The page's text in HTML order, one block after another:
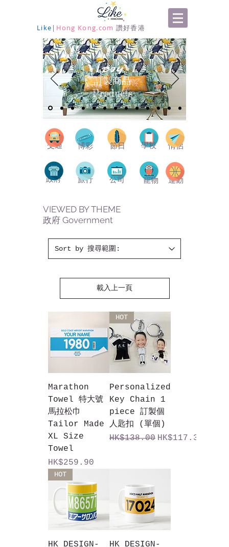
Like | Hong Kong.com 讚好香港
DIY
​訂製商品
Products
交通
政府
博彩
旅行
節日
公司
學校 情侶
寵物 運動
VIEWED BY THEME
政府 Government
載入上一頁
Marathon
Towel 特大號
馬拉松巾
Tailor Made
XL Size
Towel
價格
HK$259.90
HOT
Personalized
Key Chain 1
piece 訂製個
人匙扣 (單個)
一般價格
HK$138.00 促銷價格
HK$117.30
HOT
HK DESIGN-
HK DESIGN-